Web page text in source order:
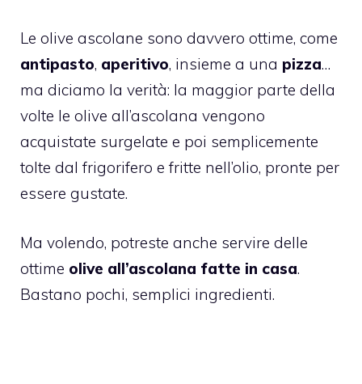
Le olive ascolane sono davvero ottime, come
antipasto, aperitivo, insieme a una pizza…
ma diciamo la verità: la maggior parte della
volte le olive all’ascolana vengono
acquistate surgelate e poi semplicemente
tolte dal frigorifero e fritte nell’olio, pronte per
essere gustate.
Ma volendo, potreste anche servire delle
ottime olive all’ascolana fatte in casa.
Bastano pochi, semplici ingredienti.